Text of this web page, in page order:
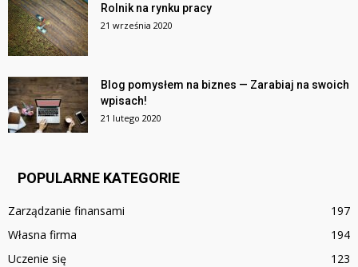
Rolnik na rynku pracy
21 września 2020
Blog pomysłem na biznes — Zarabiaj na swoich
wpisach!
21 lutego 2020
POPULARNE KATEGORIE
Zarządzanie finansami
197
Własna firma
194
Uczenie się
123